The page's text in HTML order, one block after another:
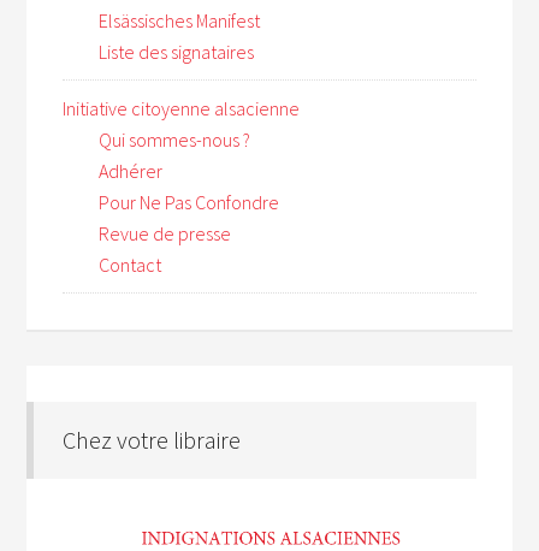
Elsässisches Manifest
Liste des signataires
Initiative citoyenne alsacienne
Qui sommes-nous ?
Adhérer
Pour Ne Pas Confondre
Revue de presse
Contact
Chez votre libraire